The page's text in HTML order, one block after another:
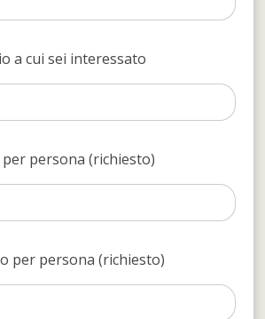
a cui sei interessato
persona (richiesto)
per persona (richiesto)